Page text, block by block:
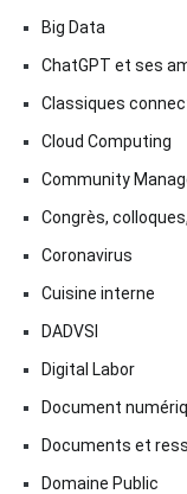
Big Data
ChatGPT et ses
Classiques
Cloud Computing
Community
Congrès,
Coronavirus
Cuisine interne
DADVSI
Digital Labor
Document
Documents et
Domaine Public